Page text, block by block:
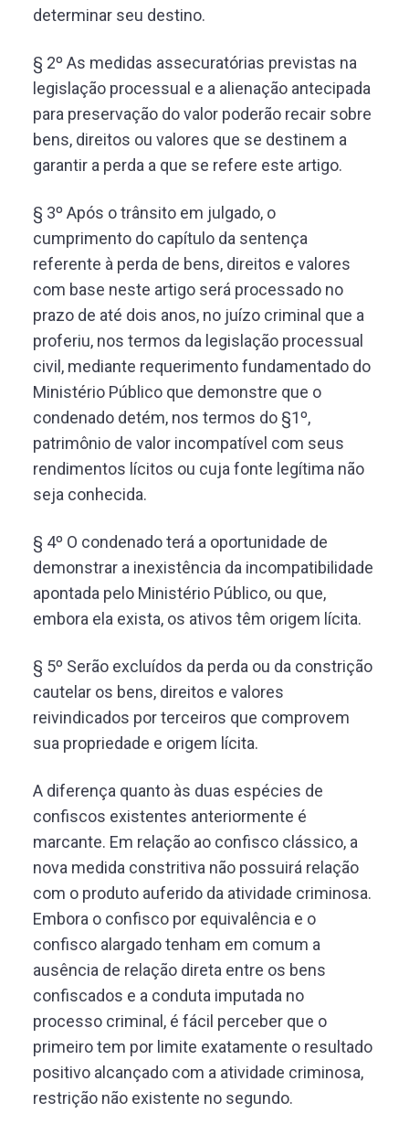
determinar seu destino.
§ 2º As medidas assecuratórias previstas na
legislação processual e a alienação antecipada
para preservação do valor poderão recair sobre
bens, direitos ou valores que se destinem a
garantir a perda a que se refere este artigo.
§ 3º Após o trânsito em julgado, o
cumprimento do capítulo da sentença
referente à perda de bens, direitos e valores
com base neste artigo será processado no
prazo de até dois anos, no juízo criminal que a
proferiu, nos termos da legislação processual
civil, mediante requerimento fundamentado do
Ministério Público que demonstre que o
condenado detém, nos termos do §1º,
patrimônio de valor incompatível com seus
rendimentos lícitos ou cuja fonte legítima não
seja conhecida.
§ 4º O condenado terá a oportunidade de
demonstrar a inexistência da incompatibilidade
apontada pelo Ministério Público, ou que,
embora ela exista, os ativos têm origem lícita.
§ 5º Serão excluídos da perda ou da constrição
cautelar os bens, direitos e valores
reivindicados por terceiros que comprovem
sua propriedade e origem lícita.
A diferença quanto às duas espécies de
confiscos existentes anteriormente é
marcante. Em relação ao confisco clássico, a
nova medida constritiva não possuirá relação
com o produto auferido da atividade criminosa.
Embora o confisco por equivalência e o
confisco alargado tenham em comum a
ausência de relação direta entre os bens
confiscados e a conduta imputada no
processo criminal, é fácil perceber que o
primeiro tem por limite exatamente o resultado
positivo alcançado com a atividade criminosa,
restrição não existente no segundo.